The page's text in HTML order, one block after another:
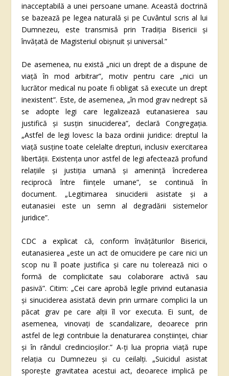
inacceptabilă a unei persoane umane. Această doctrină
se bazează pe legea naturală și pe Cuvântul scris al lui
Dumnezeu, este transmisă prin Tradiția Bisericii și
învățată de Magisteriul obișnuit și universal.”
De asemenea, nu există „nici un drept de a dispune de
viață în mod arbitrar”, motiv pentru care „nici un
lucrător medical nu poate fi obligat să execute un drept
inexistent”. Este, de asemenea, „în mod grav nedrept să
se adopte legi care legalizează eutanasierea sau
justifică și susțin sinuciderea”, declară Congregația.
„Astfel de legi lovesc la baza ordinii juridice: dreptul la
viață susține toate celelalte drepturi, inclusiv exercitarea
libertății. Existența unor astfel de legi afectează profund
relațiile și justiția umană și amenință încrederea
reciprocă între ființele umane”, se continuă în
document. „Legitimarea sinuciderii asistate și a
eutanasiei este un semn al degradării sistemelor
juridice”.
CDC a explicat că, conform învățăturilor Bisericii,
eutanasierea „este un act de omucidere pe care nici un
scop nu îl poate justifica și care nu tolerează nici o
formă de complicitate sau colaborare activă sau
pasivă”. Citim: „Cei care aprobă legile privind eutanasia
și sinuciderea asistată devin prin urmare complici la un
păcat grav pe care alții îl vor executa. Ei sunt, de
asemenea, vinovați de scandalizare, deoarece prin
astfel de legi contribuie la denaturarea conștiinței, chiar
și în rândul credincioșilor.” A-ți lua propria viață rupe
relația cu Dumnezeu și cu ceilalți. „Suicidul asistat
sporește gravitatea acestui act, deoarece implică pe